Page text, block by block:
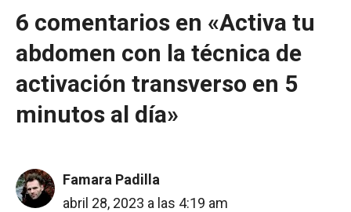
6 comentarios en «Activa tu
abdomen con la técnica de
activación transverso en 5
minutos al día»
Famara Padilla
abril 28, 2023 a las 4:19 am